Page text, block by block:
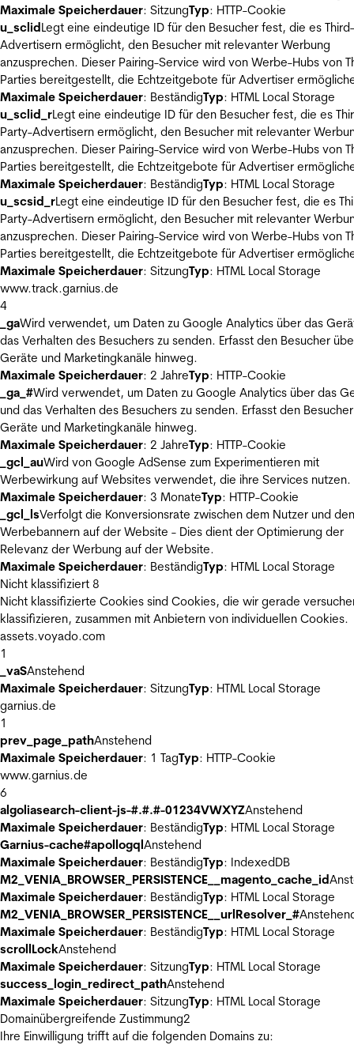
Maximale Speicherdauer: SitzungTyp: HTTP-Cookie
u_sclidLegt eine eindeutige ID für den Besucher fest, die es
Advertisern ermöglicht, den Besucher mit relevanter Werbung
anzusprechen. Dieser Pairing-Service wird von Werbe-Hubs von
Parties bereitgestellt, die Echtzeitgebote für Advertiser
Maximale Speicherdauer: BeständigTyp: HTML Local Storage
u_sclid_rLegt eine eindeutige ID für den Besucher fest, die es
Party-Advertisern ermöglicht, den Besucher mit relevanter
anzusprechen. Dieser Pairing-Service wird von Werbe-Hubs von
Parties bereitgestellt, die Echtzeitgebote für Advertiser
Maximale Speicherdauer: BeständigTyp: HTML Local Storage
u_scsid_rLegt eine eindeutige ID für den Besucher fest, die es
Party-Advertisern ermöglicht, den Besucher mit relevanter
anzusprechen. Dieser Pairing-Service wird von Werbe-Hubs von
Parties bereitgestellt, die Echtzeitgebote für Advertiser
Maximale Speicherdauer: SitzungTyp: HTML Local Storage
www.track.garnius.de
4
_gaWird verwendet, um Daten zu Google Analytics über das
das Verhalten des Besuchers zu senden. Erfasst den Besucher
Geräte und Marketingkanäle hinweg.
Maximale Speicherdauer: 2 JahreTyp: HTTP-Cookie
_ga_#Wird verwendet, um Daten zu Google Analytics über das
und das Verhalten des Besuchers zu senden. Erfasst den
Geräte und Marketingkanäle hinweg.
Maximale Speicherdauer: 2 JahreTyp: HTTP-Cookie
_gcl_auWird von Google AdSense zum Experimentieren mit
Werbewirkung auf Websites verwendet, die ihre Services nutzen.
Maximale Speicherdauer: 3 MonateTyp: HTTP-Cookie
_gcl_lsVerfolgt die Konversionsrate zwischen dem Nutzer und den
Werbebannern auf der Website - Dies dient der Optimierung der
Relevanz der Werbung auf der Website.
Maximale Speicherdauer: BeständigTyp: HTML Local Storage
Nicht klassifiziert 8
Nicht klassifizierte Cookies sind Cookies, die wir gerade
klassifizieren, zusammen mit Anbietern von individuellen Cookies.
assets.voyado.com
1
_vaSAnstehend
Maximale Speicherdauer: SitzungTyp: HTML Local Storage
garnius.de
1
prev_page_pathAnstehend
Maximale Speicherdauer: 1 TagTyp: HTTP-Cookie
www.garnius.de
6
algoliasearch-client-js-#.#.#-01234VWXYZAnstehend
Maximale Speicherdauer: BeständigTyp: HTML Local Storage
Garnius-cache#apollogqlAnstehend
Maximale Speicherdauer: BeständigTyp: IndexedDB
M2_VENIA_BROWSER_PERSISTENCE__magento_cache_id
Maximale Speicherdauer: BeständigTyp: HTML Local Storage
M2_VENIA_BROWSER_PERSISTENCE__urlResolver_#
Maximale Speicherdauer: BeständigTyp: HTML Local Storage
scrollLockAnstehend
Maximale Speicherdauer: SitzungTyp: HTML Local Storage
success_login_redirect_pathAnstehend
Maximale Speicherdauer: SitzungTyp: HTML Local Storage
Domainübergreifende Zustimmung2
Ihre Einwilligung trifft auf die folgenden Domains zu: